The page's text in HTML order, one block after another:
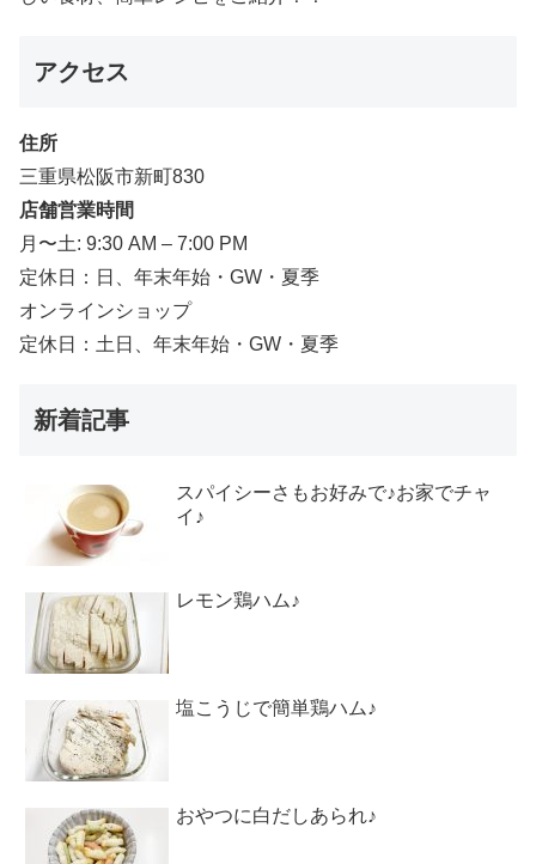
アクセス
住所
三重県松阪市新町830
店舗営業時間
月〜土: 9:30 AM – 7:00 PM
定休日：日、年末年始・GW・夏季
オンラインショップ
定休日：土日、年末年始・GW・夏季
新着記事
スパイシーさもお好みで♪お家でチャ
イ♪
レモン鶏ハム♪
塩こうじで簡単鶏ハム♪
おやつに白だしあられ♪